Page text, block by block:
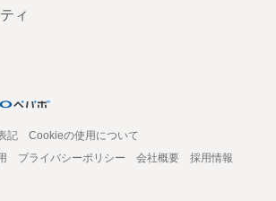
ィ
記
Cookieの使用について
プライバシーポリシー 会社概要
採用情報